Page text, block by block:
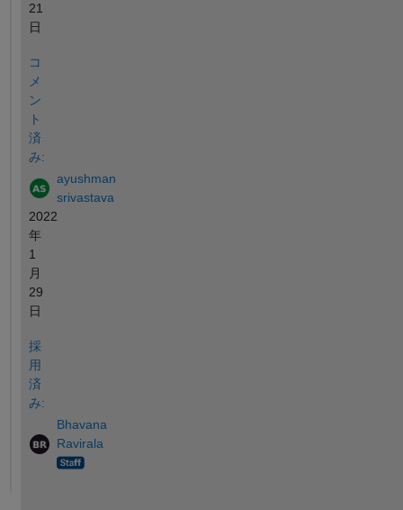
21
日
コ
メ
ン
ト
済
み:
ayushman
srivastava
2022
年
1
月
29
日
採
用
済
み:
Bhavana
Ravirala